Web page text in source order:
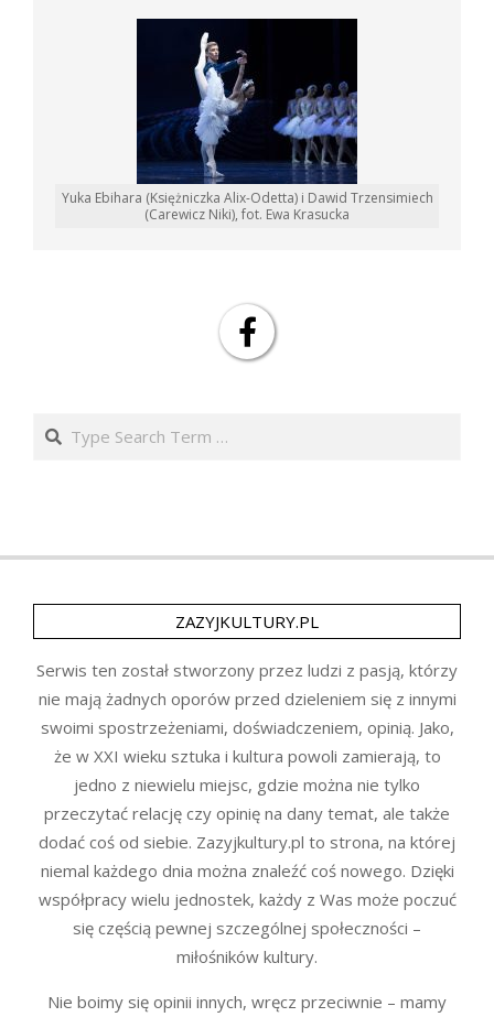
Yuka Ebihara (Księżniczka Alix-Odetta) i Dawid Trzensimiech
(Carewicz Niki), fot. Ewa Krasucka
Search
ZAZYJKULTURY.PL
Serwis ten został stworzony przez ludzi z pasją, którzy
nie mają żadnych oporów przed dzieleniem się z innymi
swoimi spostrzeżeniami, doświadczeniem, opinią. Jako,
że w XXI wieku sztuka i kultura powoli zamierają, to
jedno z niewielu miejsc, gdzie można nie tylko
przeczytać relację czy opinię na dany temat, ale także
dodać coś od siebie. Zazyjkultury.pl to strona, na której
niemal każdego dnia można znaleźć coś nowego. Dzięki
współpracy wielu jednostek, każdy z Was może poczuć
się częścią pewnej szczególnej społeczności –
miłośników kultury.
Nie boimy się opinii innych, wręcz przeciwnie – mamy